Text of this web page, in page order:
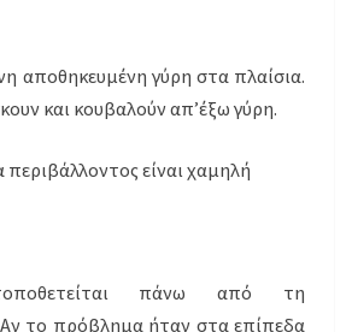
αποθηκευμένη γύρη στα πλαίσια.
και κουβαλούν απ’έξω γύρη.
είναι χαμηλή
πάνω από τη
το πρόβλημα ήταν στα επίπεδα